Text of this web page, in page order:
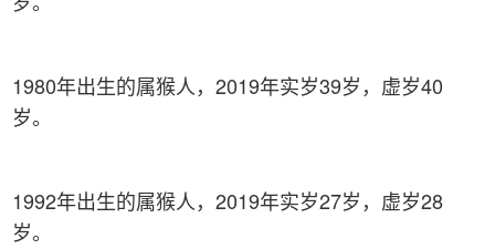
1980年出生的属猴人，2019年实岁39岁，虚岁40
岁。
1992年出生的属猴人，2019年实岁27岁，虚岁28
岁。